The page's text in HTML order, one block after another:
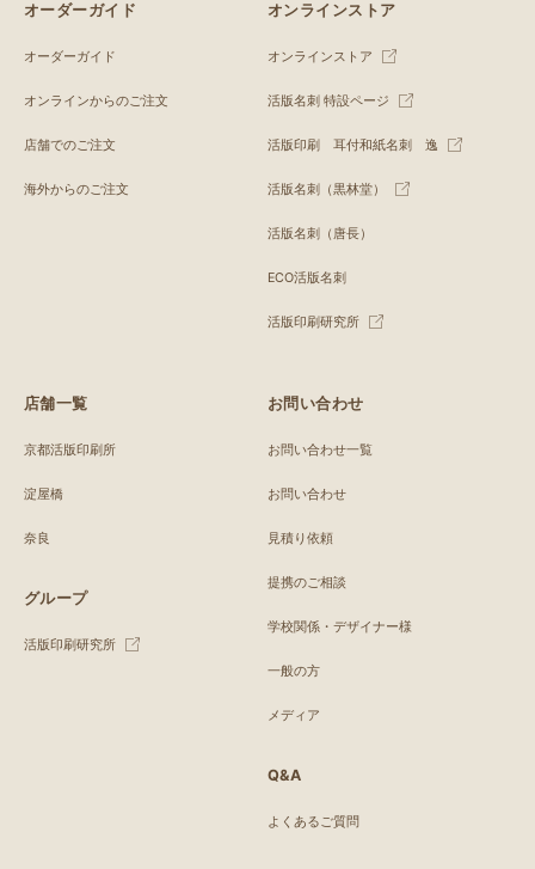
オーダーガイド
オーダーガイド
オンラインからのご注文
店舗でのご注文
海外からのご注文
オンラインストア
オンラインストア
活版名刺 特設ページ
活版印刷 耳付和紙名刺 逸
活版名刺（黒林堂）
活版名刺（唐長）
ECO活版名刺
活版印刷研究所
店舗一覧
京都活版印刷所
淀屋橋
奈良
グループ
活版印刷研究所
お問い合わせ
お問い合わせ一覧
お問い合わせ
見積り依頼
提携のご相談
学校関係・デザイナー様
一般の方
メディア
Q&A
よくあるご質問